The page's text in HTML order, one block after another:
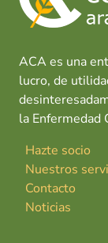
ACA es una
lucro, de
la Enfermedad
Hazte socio
Nuestros
Contacto
Noticias